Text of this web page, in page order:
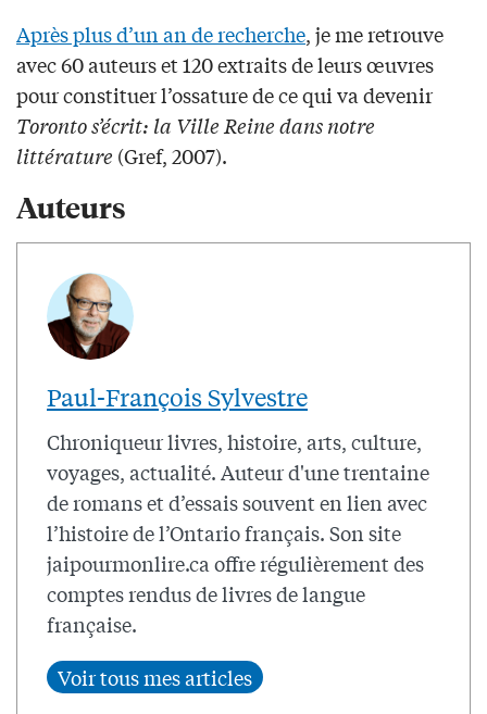
Après plus d’un an de recherche, je me retrouve
avec 60 auteurs et 120 extraits de leurs œuvres
pour constituer l’ossature de ce qui va devenir
Toronto s’écrit: la Ville Reine dans notre
littérature (Gref, 2007).
Auteurs
Paul-François Sylvestre
Chroniqueur livres, histoire, arts, culture,
voyages, actualité. Auteur d'une trentaine
de romans et d’essais souvent en lien avec
l’histoire de l’Ontario français. Son site
jaipourmonlire.ca offre régulièrement des
comptes rendus de livres de langue
française.